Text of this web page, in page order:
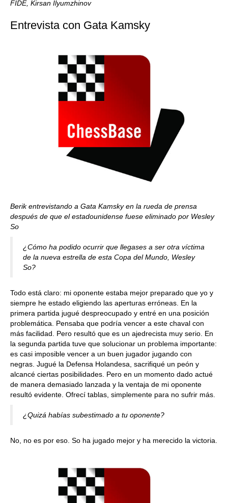
FIDE, Kirsan Ilyumzhinov
Entrevista con Gata Kamsky
Berik entrevistando a Gata Kamsky en la rueda de prensa
después de que el estadounidense fuese eliminado por Wesley
So
¿Cómo ha podido ocurrir que llegases a ser otra víctima
de la nueva estrella de esta Copa del Mundo, Wesley
So?
Todo está claro: mi oponente estaba mejor preparado que yo y
siempre he estado eligiendo las aperturas erróneas. En la
primera partida jugué despreocupado y entré en una posición
problemática. Pensaba que podría vencer a este chaval con
más facilidad. Pero resultó que es un ajedrecista muy serio. En
la segunda partida tuve que solucionar un problema importante:
es casi imposible vencer a un buen jugador jugando con
negras. Jugué la Defensa Holandesa, sacrifiqué un peón y
alcancé ciertas posibilidades. Pero en un momento dado actué
de manera demasiado lanzada y la ventaja de mi oponente
resultó evidente. Ofrecí tablas, simplemente para no sufrir más.
¿Quizá habías subestimado a tu oponente?
No, no es por eso. So ha jugado mejor y ha merecido la victoria.